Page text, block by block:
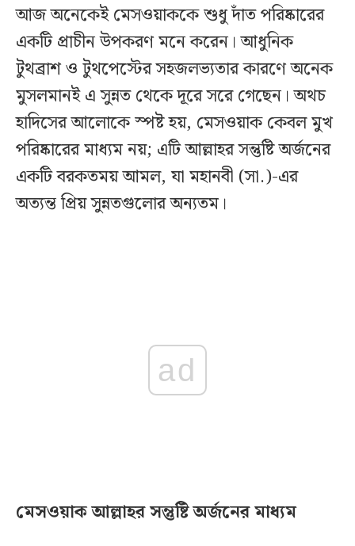
আজ অনেকেই মেসওয়াককে শুধু দাঁত পরিষ্কারের
একটি প্রাচীন উপকরণ মনে করেন। আধুনিক
টুথব্রাশ ও টুথপেস্টের সহজলভ্যতার কারণে অনেক
মুসলমানই এ সুন্নত থেকে দূরে সরে গেছেন। অথচ
হাদিসের আলোকে স্পষ্ট হয়, মেসওয়াক কেবল মুখ
পরিষ্কারের মাধ্যম নয়; এটি আল্লাহর সন্তুষ্টি অর্জনের
একটি বরকতময় আমল, যা মহানবী (সা.)-এর
অত্যন্ত প্রিয় সুন্নতগুলোর অন্যতম।
ad
মেসওয়াক আল্লাহর সন্তুষ্টি অর্জনের মাধ্যম